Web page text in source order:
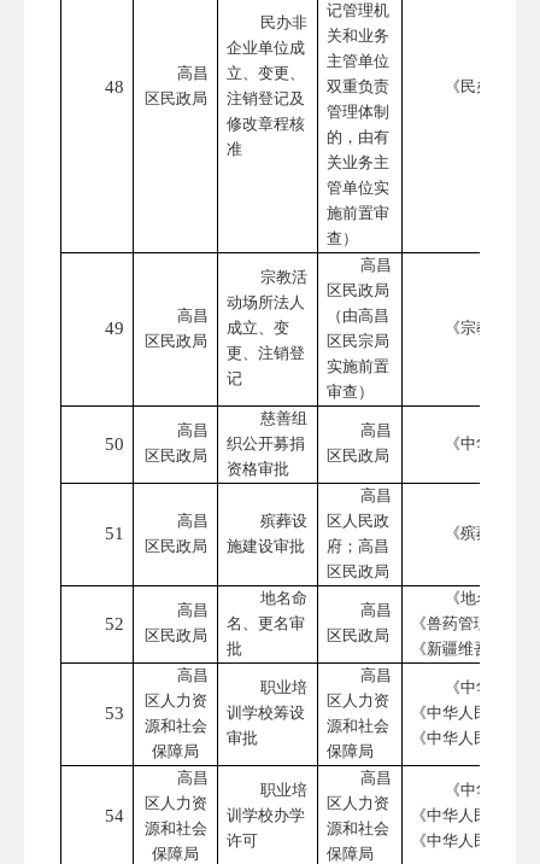
48
高昌
区民政局
民办非
企业单位成
立、变更、
注销登记及
修改章程核
准
记管理机
关和业务
主管单位
双重负责
管理体制
的，由有
关业务主
管单位实
施前置审
查）
《民办非企
49
高昌
区民政局
宗教活
动场所法人
成立、变
更、注销登
记
高昌
区民政局
（由高昌
区民宗局
实施前置
审查）
《宗教事务
50
高昌
区民政局
慈善组
织公开募捐
资格审批
高昌
区民政局
《中华人民
51
高昌
区民政局
殡葬设
施建设审批
高昌
区人民政
府；高昌
区民政局
《殡葬管理
52
高昌
区民政局
地名命
名、更名审
批
高昌
区民政局
《地名管理
《兽药管理条例
《新疆维吾尔自
53
高昌
区人力资
源和社会
保障局
职业培
训学校筹设
审批
高昌
区人力资
源和社会
保障局
《中华人民
《中华人民共和
《中华人民共和
54
高昌
区人力资
源和社会
保障局
职业培
训学校办学
许可
高昌
区人力资
源和社会
保障局
《中华人民
《中华人民共和
《中华人民共和